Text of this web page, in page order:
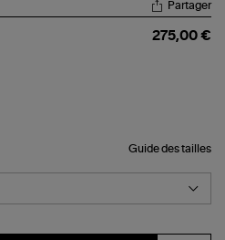
Partager
275,00 €
Guide des tailles